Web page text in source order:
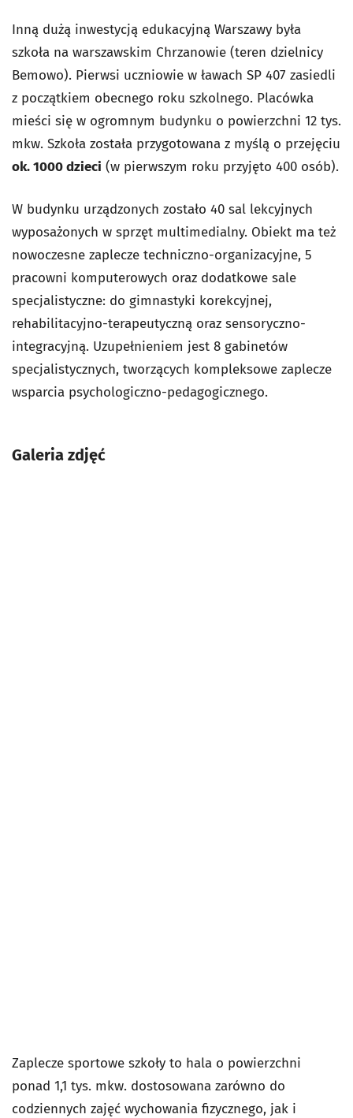
Inną dużą inwestycją edukacyjną Warszawy była
szkoła na warszawskim Chrzanowie (teren dzielnicy
Bemowo). Pierwsi uczniowie w ławach SP 407 zasiedli
z początkiem obecnego roku szkolnego. Placówka
mieści się w ogromnym budynku o powierzchni 12 tys.
mkw. Szkoła została przygotowana z myślą o przejęciu
ok. 1000 dzieci (w pierwszym roku przyjęto 400 osób).
W budynku urządzonych zostało 40 sal lekcyjnych
wyposażonych w sprzęt multimedialny. Obiekt ma też
nowoczesne zaplecze techniczno-organizacyjne, 5
pracowni komputerowych oraz dodatkowe sale
specjalistyczne: do gimnastyki korekcyjnej,
rehabilitacyjno-terapeutyczną oraz sensoryczno-
integracyjną. Uzupełnieniem jest 8 gabinetów
specjalistycznych, tworzących kompleksowe zaplecze
wsparcia psychologiczno-pedagogicznego.
Galeria zdjęć
Zaplecze sportowe szkoły to hala o powierzchni
ponad 1,1 tys. mkw. dostosowana zarówno do
codziennych zajęć wychowania fizycznego, jak i